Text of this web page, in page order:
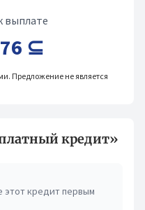
выплате
⊆
Предложение не является
кредит»
этот кредит первым